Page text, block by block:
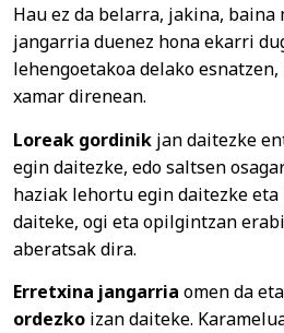
Hau ez da belarra, jakina,
jangarria duenez hona ekarri
lehengoetakoa delako
xamar direnean.
Loreak gordinik jan daitezke
egin daitezke, edo saltsen
haziak lehortu egin daitezke
daiteke, ogi eta opilgintzan
aberatsak dira.
Erretxina jangarria omen da eta
ordezko izan daiteke.